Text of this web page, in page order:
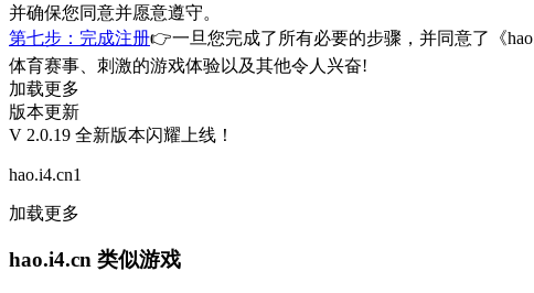
并确保您同意并愿意遵守。
第七步：完成注册👉一旦您完成了所有必要的步骤，并同意了《
体育赛事、刺激的游戏体验以及其他令人兴奋!
加载更多
版本更新
V 2.0.19 全新版本闪耀上线！
hao.i4.cn1
加载更多
hao.i4.cn 类似游戏